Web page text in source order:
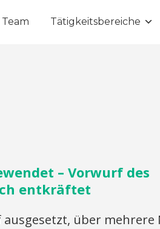
Team Tätigkeitsbereiche
– Vorwurf des
entkräftet
über mehrere